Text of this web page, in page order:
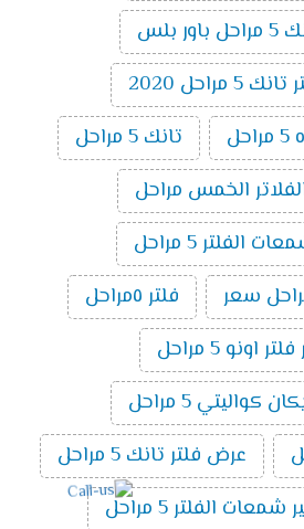
بلس
مراحل 2020
تانك 5 مراحل
الخمس مراحل
الفلتر 5 مراحل
فلتر ٥مراحل
اونو 5 مراحل
كواليتي 5 مراحل
عرض فلتر تانك 5 مراحل
الفلتر 5 مراحل